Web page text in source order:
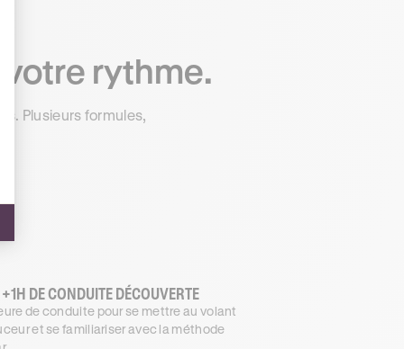
rythme.
Plusieurs formules,
DE CONDUITE DÉCOUVERTE
de conduite pour se mettre au volant
et se familiariser avec la méthode